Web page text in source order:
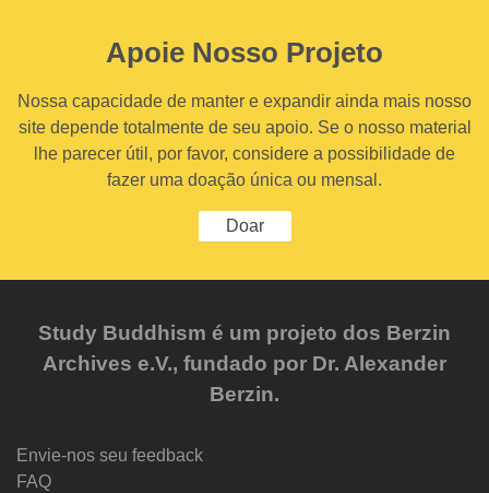
Apoie Nosso Projeto
Nossa capacidade de manter e expandir ainda mais nosso
site depende totalmente de seu apoio. Se o nosso material
lhe parecer útil, por favor, considere a possibilidade de
fazer uma doação única ou mensal.
Doar
Study Buddhism é um projeto dos Berzin
Archives e.V., fundado por Dr. Alexander
Berzin.
Envie-nos seu feedback
FAQ